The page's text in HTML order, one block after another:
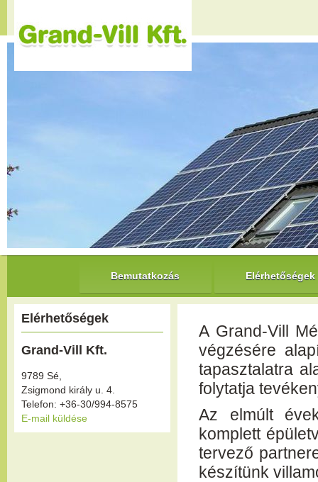
Bemutatkozás Elérhetőségek
Elérhetőségek
Grand-Vill Kft.
9789 Sé,
Zsigmond király u. 4.
Telefon: +36-30/994-8575
E-mail küldése
A Grand-Vill
végzésére
tapasztalatra
folytatja
Az elmúlt
komplett
tervező
készítünk